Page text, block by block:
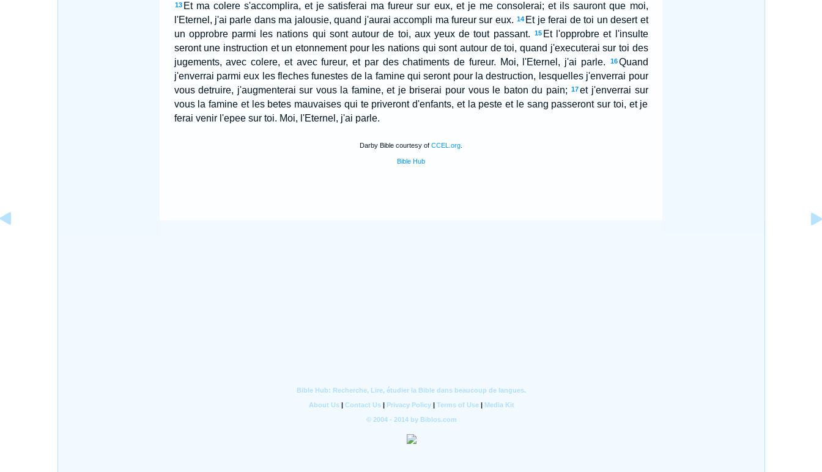
13 Et ma colere s'accomplira, et je satisferai ma fureur sur eux, et je me consolerai; et ils sauront que moi,
l'Eternel, j'ai parle dans ma jalousie, quand j'aurai accompli ma fureur sur eux. 14 Et je ferai de toi un desert et
un opprobre parmi les nations qui sont autour de toi, aux yeux de tout passant.
15 Et l'opprobre et l'insulte
seront une instruction et un etonnement pour les nations qui sont autour de toi, quand j'executerai sur toi des
jugements, avec colere, et avec fureur, et par des chatiments de fureur. Moi, l'Eternel, j'ai parle.
16 Quand
j'enverrai parmi eux les fleches funestes de la famine qui seront pour la destruction, lesquelles j'enverrai pour
vous detruire, j'augmenterai sur vous la famine, et je briserai pour vous le baton du pain;
17 et j'enverrai sur
vous la famine et les betes mauvaises qui te priveront d'enfants, et la peste et le sang passeront sur toi, et je
ferai venir l'epee sur toi. Moi, l'Eternel, j'ai parle.
Darby Bible courtesy of CCEL.org
Bible Hub